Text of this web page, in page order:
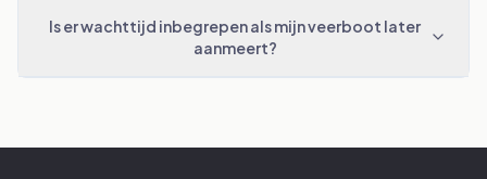
Is er wachttijd inbegrepen als mijn veerboot later
aanmeert?